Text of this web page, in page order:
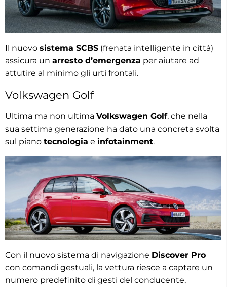
Il nuovo sistema SCBS (frenata intelligente in città)
assicura un arresto d’emergenza per aiutare ad
attutire al minimo gli urti frontali.
Volkswagen Golf
Ultima ma non ultima Volkswagen Golf, che nella
sua settima generazione ha dato una concreta svolta
sul piano tecnologia e infotainment.
Con il nuovo sistema di navigazione Discover Pro
con comandi gestuali, la vettura riesce a captare un
numero predefinito di gesti del conducente,